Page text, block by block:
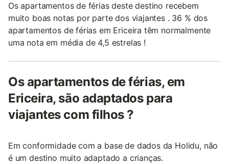
Os apartamentos de férias deste destino recebem
muito boas notas por parte dos viajantes . 36 % dos
apartamentos de férias em Ericeira têm normalmente
uma nota em média de 4,5 estrelas !
Os apartamentos de férias, em
Ericeira, são adaptados para
viajantes com filhos ?
Em conformidade com a base de dados da Holidu, não
é um destino muito adaptado a crianças.